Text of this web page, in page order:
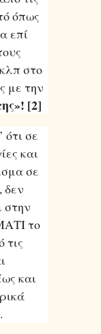
όπως
επί
στο
με την
[2]
σε
και
σε
δεν
το
τις
και